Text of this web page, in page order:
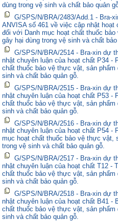
dùng trong vệ sinh và chất bảo quản
G/SPS/N/BRA/2483/Add.1 - Bra-
ANVISA số 461 về việc cập nhật
đối với Danh mục hoạt chất thuốc
gây hại dùng trong vệ sinh và chất
G/SPS/N/BRA/2514 - Bra-xin dự
nhật chuyên luận của hoạt chất P34 -
chất thuốc bảo vệ thực vật, sản
sinh và chất bảo quản gỗ.
G/SPS/N/BRA/2515 - Bra-xin dự
nhật chuyên luận của hoạt chất P53 -
chất thuốc bảo vệ thực vật, sản
sinh và chất bảo quản gỗ.
G/SPS/N/BRA/2516 - Bra-xin dự
nhật chuyên luận của hoạt chất P54 -
mục hoạt chất thuốc bảo vệ thực vật,
trong vệ sinh và chất bảo quản gỗ.
G/SPS/N/BRA/2517 - Bra-xin dự
nhật chuyên luận của hoạt chất T12 -
chất thuốc bảo vệ thực vật, sản
sinh và chất bảo quản gỗ.
G/SPS/N/BRA/2518 - Bra-xin dự
nhật chuyên luận của hoạt chất B41 -
chất thuốc bảo vệ thực vật, sản
sinh và chất bảo quản gỗ.